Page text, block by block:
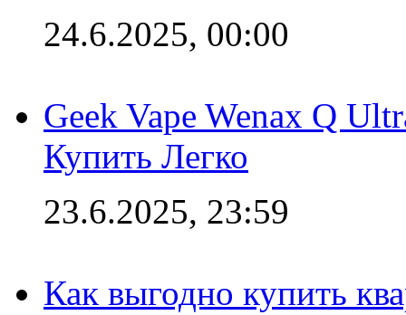
24.6.2025, 00:00
Geek Vape Wenax Q
Купить Легко
23.6.2025, 23:59
Как выгодно купить